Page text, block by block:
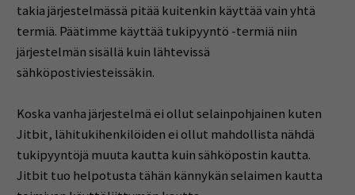
takia järjestelmässä pitää kuitenkin käyttää vain yhtä
termiä. Päätimme käyttää tukipyyntö -termiä niin
järjestelmän sisällä kuin lähtevissä
sähköpostiviesteissäkin.
Koska vanha järjestelmä ei ollut selainpohjainen kuten
Jitbit, lähitukihenkilöiden ei ollut mahdollista nähdä
tukipyyntöjä muuta kautta kuin sähköpostin kautta.
Jitbit tuo helpotusta tähän kännykän selaimen kautta